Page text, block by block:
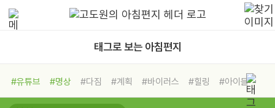
태그로 보는 아침편지
#유튜브 #명상 #다짐 #계획 #바이러스 #힐링
#아이들
#비전캠프
#독서캠프 #삶